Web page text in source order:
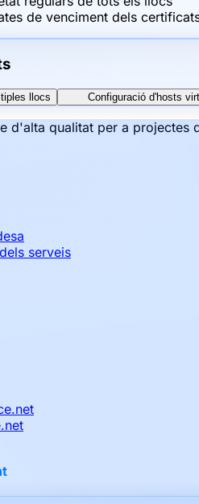
de venciment dels
llocs Configuració d'hosts
d'alta qualitat per a
serveis